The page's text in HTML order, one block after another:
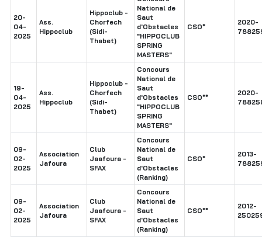
20-
04-
2025
Ass.
Hippoclub
Hippoclub -
Chorfech
(Sidi-
Thabet)
National de
Saut
d'Obstacles
"HIPPOCLUB
SPRING
MASTERS"
CSO*
2020-
19-
04-
2025
Ass.
Hippoclub
Hippoclub -
Chorfech
(Sidi-
Thabet)
Concours
National de
Saut
d'Obstacles
"HIPPOCLUB
SPRING
MASTERS"
CSO**
2020-
09-
02-
2025
Association
Jafoura
Club
Jaafoura -
SFAX
Concours
National de
Saut
d'Obstacles
(Ranking)
CSO*
2013-
09-
02-
2025
Association
Jafoura
Club
Jaafoura -
SFAX
Concours
National de
Saut
d'Obstacles
(Ranking)
CSO**
2012-